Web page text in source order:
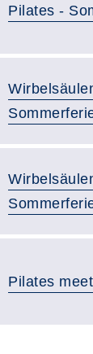
Pilates -
Pilates